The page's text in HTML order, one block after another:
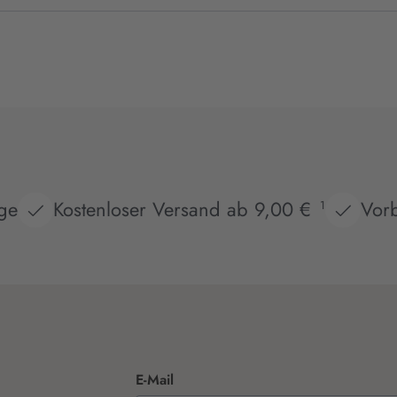
Kostenloser Versand ab 9,00 € 1
E-Mail